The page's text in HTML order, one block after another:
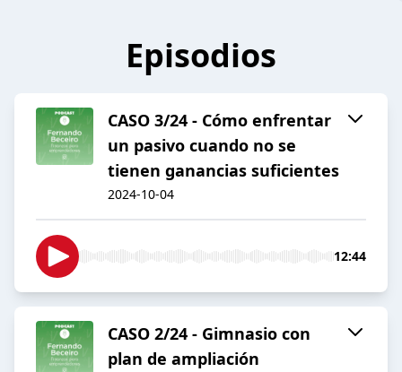
Episodios
CASO 3/24 - Cómo enfrentar
un pasivo cuando no se
tienen ganancias suficientes
2024-10-04
12:44
CASO 2/24 - Gimnasio con
plan de ampliación